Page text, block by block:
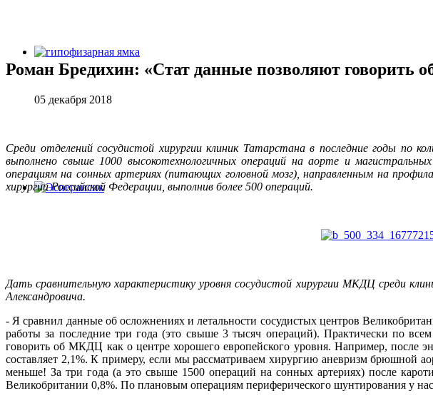
Роман Бредихин: «Стат данные позволяют говорить
05 декабря 2018
Среди отделений сосудистой хирургии клиник Татарстана в последние годы по
выполнено свыше 1000 высокотехнологичных операций на аорте и
операциям на сонных артериях (питающих головной мозг), направленным на
хирургии Российской Федерации, выполнив более 500 операций.
Дать сравнительную характеристику уровня сосудистой хирургии МКДЦ среди
Александровича.
- Я сравнил данные об осложнениях и летальности сосудистых центров
работы за последние три года (это свыше 3 тысяч операций). Практически по
говорить об МКДЦ как о центре хорошего европейского уровня. Например, после
составляет 2,1%. К примеру, если мы рассматриваем хирургию аневризм брюшной
меньше! За три года (а это свыше 1500 операций на сонных артериях) после
Великобритании 0,8%. По плановым операциям периферического шунтирования у